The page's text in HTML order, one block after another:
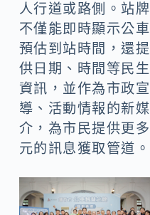
人行道或路側。站牌
不僅能即時顯示公車
預估到站時間，還提
供日期、時間等民生
資訊，並作為市政宣
導、活動情報的新媒
介，為市民提供更多
元的訊息獲取管道。